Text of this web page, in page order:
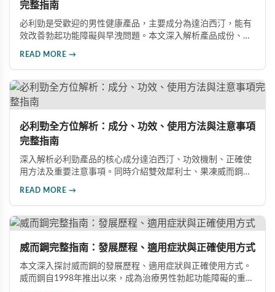
完整指南
必利勁是受歡迎的男性健康產品，主要成分為達泊西汀，能有
效改善勃起功能障礙與早洩問題。本文深入解析產品成份、功
READ MORE →
必利勁全方位解析：成分、功效、使用方法與注意事項
完整指南
深入解析必利勁產品的核心成分達泊西汀、功效機制、正確使
用方法及重要注意事項。同時介紹雙效犀利士、果凍威而鋼雙
READ MORE →
威而鋼完整指南：發展歷程、適用症狀與正確使用方式
本文深入探討威而鋼的發展歷程、適用症狀與正確使用方式。
威而鋼自1998年推出以來，成為治療男性勃起功能障礙的重要